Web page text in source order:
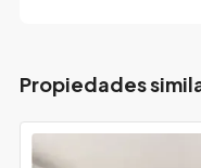
Propiedades